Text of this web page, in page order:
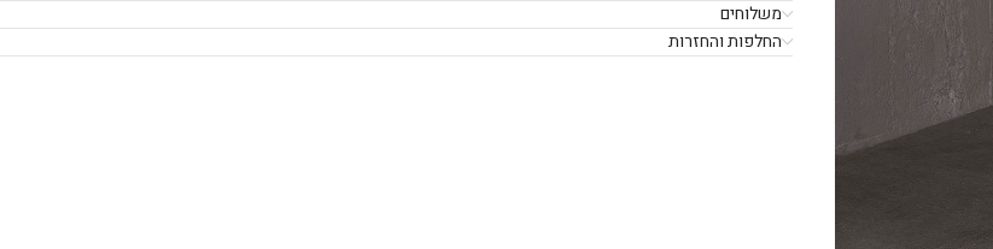
משלוחים
החלפות והחזרות